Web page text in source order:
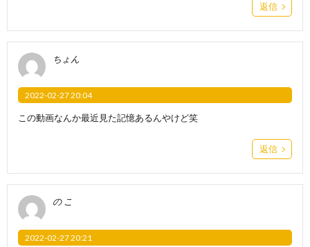
返信
ちょん
2022-02-27 20:04
この動画なんか最近見た記憶あるんやけど笑
返信
の こ
2022-02-27 20:21